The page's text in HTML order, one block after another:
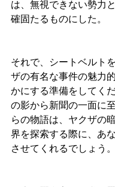
は、無視できない勢力
確固たるものにした。
それで、シートベルト
ザの有名な事件の魅力
かにする準備をしてく
の影から新聞の一面に
らの物語は、ヤクザの
界を探索する際に、あ
させてくれるでしょう。